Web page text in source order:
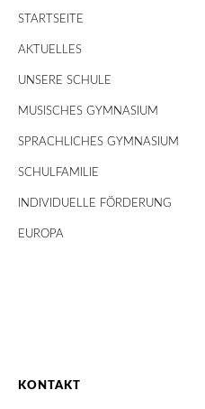
STARTSEITE
AKTUELLES
UNSERE SCHULE
MUSISCHES GYMNASIUM
SPRACHLICHES GYMNASIUM
SCHULFAMILIE
INDIVIDUELLE FÖRDERUNG
EUROPA
KONTAKT